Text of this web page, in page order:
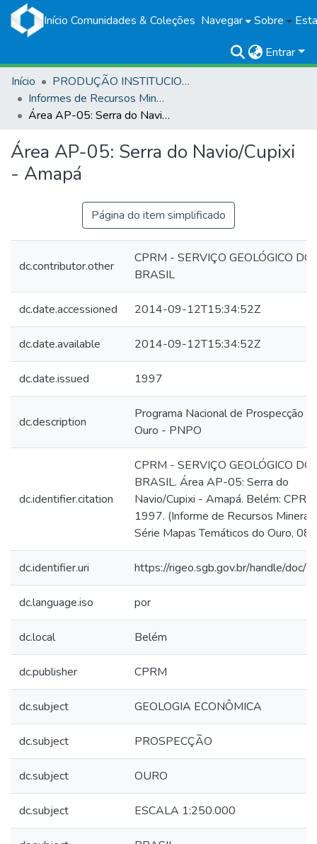
Início Comunidades & Coleções Navegar Sobre
Entrar
Início
PRODUÇÃO INSTITUCIONAL
Informes de Recursos Minerais
Área AP-05: Serra do Navio/Cupixi - Amapá
Área AP-05: Serra do Navio/Cupixi
- Amapá
Página do item simplificado
dc.contributor.other
CPRM - SERVIÇO GEOLÓGICO DO
BRASIL
dc.date.accessioned 2014-09-12T15:34:52Z
dc.date.available 2014-09-12T15:34:52Z
dc.date.issued 1997
dc.description
Programa Nacional de Prospecção
Ouro - PNPO
dc.identifier.citation
CPRM - SERVIÇO GEOLÓGICO DO
BRASIL. Área AP-05: Serra do
Navio/Cupixi - Amapá. Belém:
1997. (Informe de Recursos
Série Mapas Temáticos do Ouro, 08).
dc.identifier.uri https://rigeo.sgb.gov.br/handle/doc/
dc.language.iso por
dc.local Belém
dc.publisher CPRM
dc.subject GEOLOGIA ECONÔMICA
dc.subject PROSPECÇÃO
dc.subject OURO
dc.subject ESCALA 1:250.000